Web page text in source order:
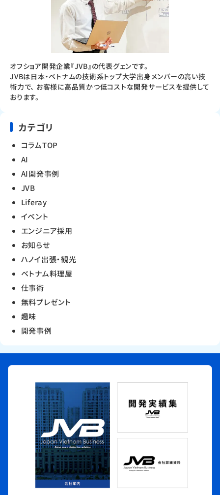
オフショア開発企業『JVB』の代表グェンです。
JVBは日本・ベトナムの技術系トップ大学出身メンバーの高い技
術力で、 お客様に高品質かつ低コストな開発サービスを提供して
おります。
カテゴリ
コラムTOP
AI
AI開発事例
JVB
Liferay
イベント
エンジニア採用
お知らせ
ハノイ出張・観光
ベトナム料理屋
仕事術
無料プレゼント
趣味
開発事例